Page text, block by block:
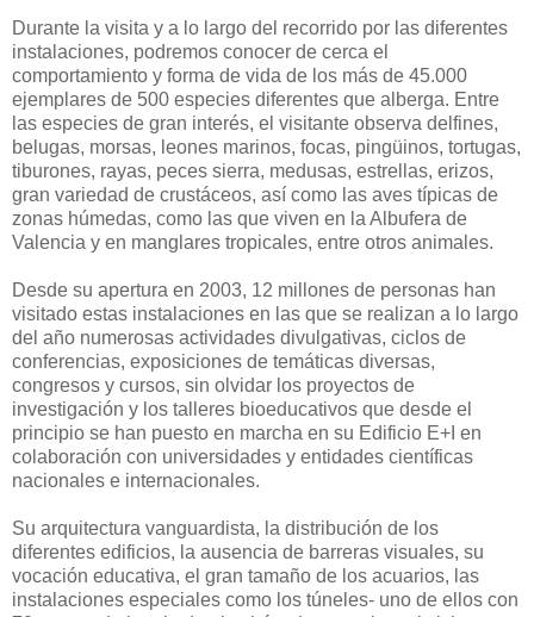
Durante la visita y a lo largo del recorrido por las diferentes
instalaciones, podremos conocer de cerca el
comportamiento y forma de vida de los más de 45.000
ejemplares de 500 especies diferentes que alberga. Entre
las especies de gran interés, el visitante observa delfines,
belugas, morsas, leones marinos, focas, pingüinos, tortugas,
tiburones, rayas, peces sierra, medusas, estrellas, erizos,
gran variedad de crustáceos, así como las aves típicas de
zonas húmedas, como las que viven en la Albufera de
Valencia y en manglares tropicales, entre otros animales.
Desde su apertura en 2003, 12 millones de personas han
visitado estas instalaciones en las que se realizan a lo largo
del año numerosas actividades divulgativas, ciclos de
conferencias, exposiciones de temáticas diversas,
congresos y cursos, sin olvidar los proyectos de
investigación y los talleres bioeducativos que desde el
principio se han puesto en marcha en su Edificio E+I en
colaboración con universidades y entidades científicas
nacionales e internacionales.
Su arquitectura vanguardista, la distribución de los
diferentes edificios, la ausencia de barreras visuales, su
vocación educativa, el gran tamaño de los acuarios, las
instalaciones especiales como los túneles- uno de ellos con